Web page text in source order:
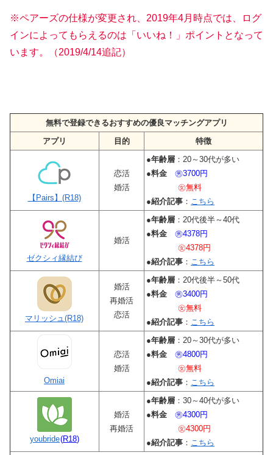
※ペアーズの仕様が変更され、2019年4月時点では、ログ
インによってもらえるのは「いいね！」ポイントとなって
います。（2019/4/14追記）
無料で登録できるおすすめの優良マッチングアプリ
アプリ
目的 特徴
【Pairs】(R18)
恋活
婚活
●年齢層 ：20～30代が多い
●料金
㊚3700円
㊛無料
●紹介記事 ： こちら
ゼクシィ縁結び
婚活
●年齢層 ：20代後半～40代
●料金
㊚4378円
㊛4378円
●紹介記事 ： こちら
マリッシュ(R18)
婚活
再婚活
恋活
●年齢層 ：20代後半～50代
●料金
㊚3400円
㊛無料
●紹介記事 ： こちら
Omiai
恋活
婚活
●年齢層 ：20～30代が多い
●料金
㊚4800円
㊛無料
●紹介記事 ： こちら
youbride(R18)
婚活
再婚活
●年齢層 ：30～40代が多い
●料金
㊚4300円
㊛4300円
●紹介記事 ： こちら